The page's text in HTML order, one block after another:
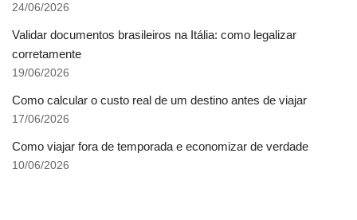
24/06/2026
Validar documentos brasileiros na Itália: como legalizar
corretamente
19/06/2026
Como calcular o custo real de um destino antes de viajar
17/06/2026
Como viajar fora de temporada e economizar de verdade
10/06/2026